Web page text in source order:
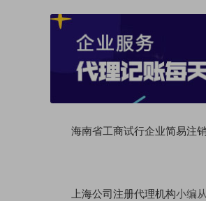
海南省工商试行企业简易注
上海公司注册代理机构小编